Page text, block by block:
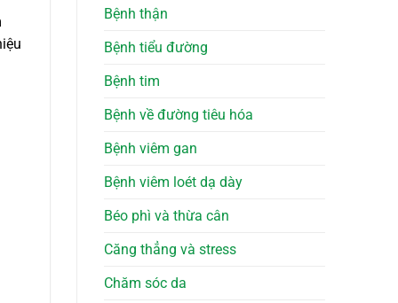
Bệnh thận
Bệnh tiểu đường
Bệnh tim
Bệnh về đường tiêu hóa
Bệnh viêm gan
Bệnh viêm loét dạ dày
Béo phì và thừa cân
Căng thẳng và stress
Chăm sóc da